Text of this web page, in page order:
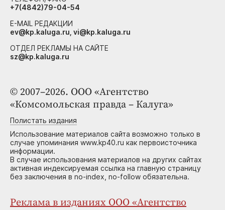
© 2007–2026. ООО «Агентство
«Комсомольская правда – Калуга»
Полистать издания
Использование материалов сайта возможно только в
случае упоминания www.kp40.ru как первоисточника
информации.
В случае использования материалов на других сайтах
активная индексируемая ссылка на главную страницу
без заключения в no-index, no-follow обязательна.
Реклама в изданиях ООО «Агентство
+7(4842)79-04-54
E-MAIL РЕДАКЦИИ
ev@kp.kaluga.ru, vi@kp.kaluga.ru
ОТДЕЛ РЕКЛАМЫ НА САЙТЕ
sz@kp.kaluga.ru